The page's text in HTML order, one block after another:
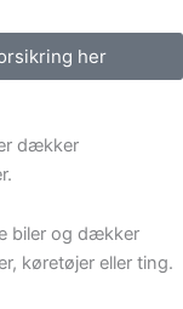
her
dækker
biler og dækker
køretøjer eller ting.